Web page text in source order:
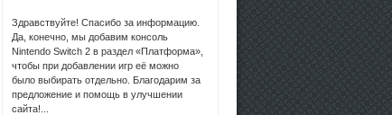
Здравствуйте! Спасибо за информацию.
Да, конечно, мы добавим консоль
Nintendo Switch 2 в раздел «Платформа»,
чтобы при добавлении игр её можно
было выбирать отдельно. Благодарим за
предложение и помощь в улучшении
сайта!...